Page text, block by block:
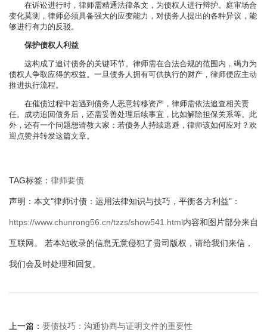
在诉讼进行时，律师需精通法律条文，为债权人进行辩护。庭审场合
变化莫测，律师必须具备强大的应变能力，对债务人提出的各种异议，能
够进行有力的反驳。
保护债权人利益
这构成了追讨债务的关键环节。律师需在合法合规的范围内，竭力为
债权人争取应得的权益。一旦债务人拥有可供执行的财产，律师便应主动
推进执行流程。
在催债过程中若遇到债务人恶意转移资产，律师需依法追查相关责
任。成功追回债务后，还需妥善处理后续事宜，比如解除担保关系等。此
外，还有一个问题想请教大家：若债务人持续逃避，律师该如何应对？欢
迎点赞并转发这篇文章。
TAG标签： 律师要债
声明：本文"律师讨债：运用法律知识与技巧，平衡各方利益"：
https://www.chunrong56.cn/tzzs/show541.html内容和图片部分来自
互联网。 若本站收录的信息无意侵犯了贵司版权，请给我们来信，
我们会及时处理和回复。
上一篇： 要债技巧：沟通协商与证明文件的重要性